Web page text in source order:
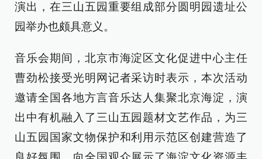
演出，在三山五园重要组成部分圆明园遗址公
园举办也颇具意义。
音乐会期间，北京市海淀区文化促进中心主任
曹劲松接受光明网记者采访时表示，本次活动
邀请全国各地方言音乐达人集聚北京海淀，演
出中有机融入了三山五园题材文艺作品，为三
山五园国家文物保护和利用示范区创建营造了